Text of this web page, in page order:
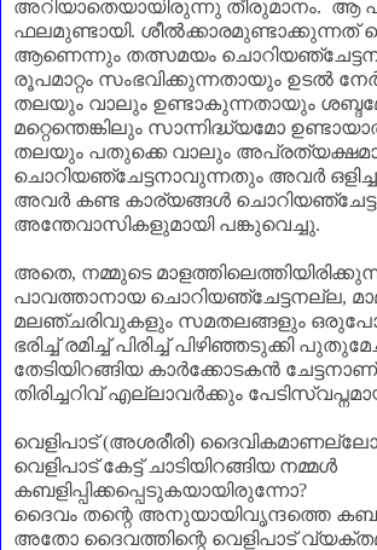
അറിയാതെയായിരുന്നു തീരുമാനം. ആ
ഫലമുണ്ടായി. ശീൽക്കാരമുണ്ടാക്കുന്നത്
ആണെന്നും തത്സമയം
രൂപമാറ്റം സംഭവിക്കുന്നതായും ഉടൽ
തലയും വാലും ഉണ്ടാകുന്നതായും
മറ്റെന്തെങ്കിലും സാന്നിദ്ധ്യമോ
തലയും പതുക്കെ വാലും
ചൊറിയഞ്ചേട്ടനാവുന്നതും അവർ
അവർ കണ്ട കാര്യങ്ങൾ
അന്തേവാസികളുമായി പങ്കുവെച്ചു.
അതെ, നമ്മുടെ
പാവത്താനായ ചൊറിയഞ്ചേട്ടനല്ല,
മലഞ്ചരിവുകളും സമതലങ്ങളും
ഭരിച്ച് രമിച്ച് പിരിച്ച് പിഴിഞ്ഞടുക്കി
തേടിയിറങ്ങിയ കാർക്കോടകൻ
തിരിച്ചറിവ് എല്ലാവർക്കും
വെളിപാട് (അശരീരി)
വെളിപാട് കേട്ട് ചാടിയിറങ്ങിയ നമ്മൾ
കബളിപ്പിക്കപ്പെടുകയായിരുന്നോ?
ദൈവം തന്റെ അനുയായിവൃന്ദത്തെ
അതോ ദൈവത്തിന്റെ വെളിപാട്